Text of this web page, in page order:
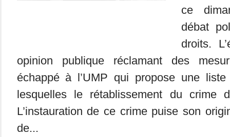
ce
débat
droits.
opinion publique réclamant des
échappé à l’UMP qui propose une
lesquelles le rétablissement du crime
L’instauration de ce crime puise son
de...